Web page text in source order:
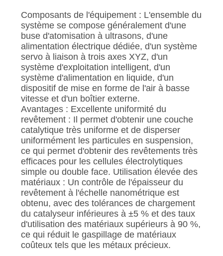
Composants de l'équipement : L'ensemble du
système se compose généralement d'une
buse d'atomisation à ultrasons, d'une
alimentation électrique dédiée, d'un système
servo à liaison à trois axes XYZ, d'un
système d'exploitation intelligent, d'un
système d'alimentation en liquide, d'un
dispositif de mise en forme de l'air à basse
vitesse et d'un boîtier externe.
Avantages : Excellente uniformité du
revêtement : Il permet d'obtenir une couche
catalytique très uniforme et de disperser
uniformément les particules en suspension,
ce qui permet d'obtenir des revêtements très
efficaces pour les cellules électrolytiques
simple ou double face. Utilisation élevée des
matériaux : Un contrôle de l'épaisseur du
revêtement à l'échelle nanométrique est
obtenu, avec des tolérances de chargement
du catalyseur inférieures à ±5 % et des taux
d'utilisation des matériaux supérieurs à 90 %,
ce qui réduit le gaspillage de matériaux
coûteux tels que les métaux précieux.